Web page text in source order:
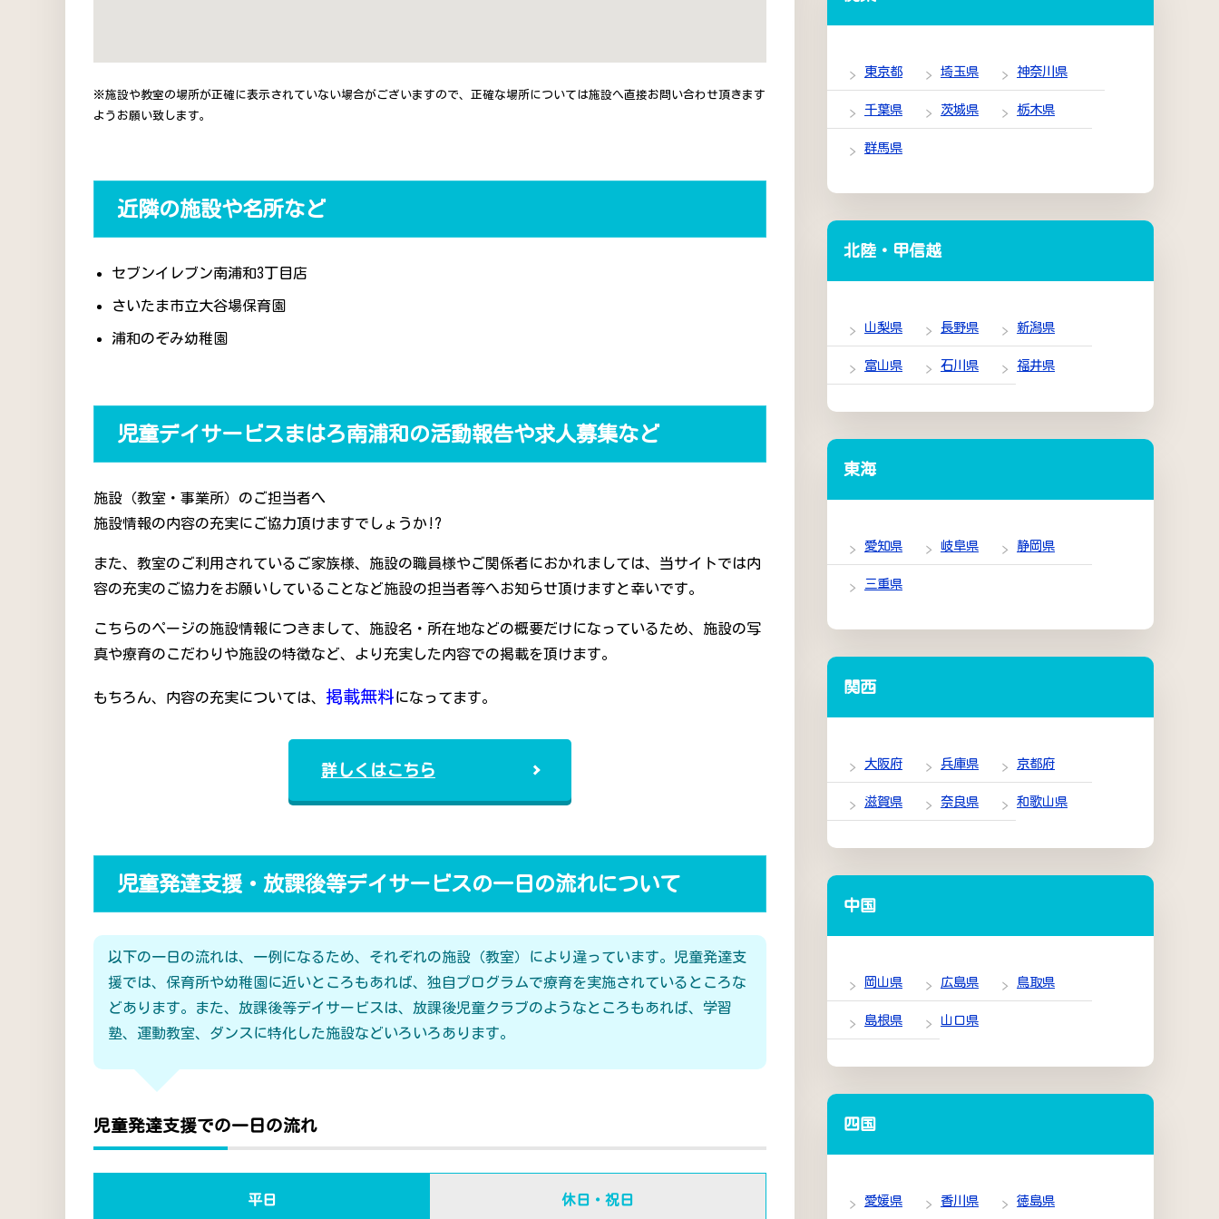
※施設や教室の場所が正確に表示されていない場合がございますので、正確な場所については施設へ直接お問い合わせ頂きます
ようお願い致します。
近隣の施設や名所など
セブンイレブン南浦和3丁目店
さいたま市立大谷場保育園
浦和のぞみ幼稚園
児童デイサービスまはろ南浦和の活動報告や求人募集など
施設（教室・事業所）のご担当者へ
施設情報の内容の充実にご協力頂けますでしょうか!?
また、教室のご利用されているご家族様、施設の職員様やご関係者におかれましては、当サイトでは内
容の充実のご協力をお願いしていることなど施設の担当者等へお知らせ頂けますと幸いです。
こちらのページの施設情報につきまして、施設名・所在地などの概要だけになっているため、施設の写
真や療育のこだわりや施設の特徴など、より充実した内容での掲載を頂けます。
もちろん、内容の充実については、 掲載無料になってます。
詳しくはこちら
児童発達支援・放課後等デイサービスの一日の流れについて
以下の一日の流れは、一例になるため、それぞれの施設（教室）により違っています。児童発達支
援では、保育所や幼稚園に近いところもあれば、独自プログラムで療育を実施されているところな
どあります。また、放課後等デイサービスは、放課後児童クラブのようなところもあれば、学習
塾、運動教室、ダンスに特化した施設などいろいろあります。
児童発達支援での一日の流れ
平日 休日・祝日
東京都 埼玉県 神奈川県
千葉県 茨城県 栃木県
群馬県
北陸・甲信越
山梨県 長野県 新潟県
富山県 石川県 福井県
東海
愛知県 岐阜県 静岡県
三重県
関西
大阪府 兵庫県 京都府
滋賀県 奈良県 和歌山県
中国
岡山県 広島県 鳥取県
島根県 山口県
四国
愛媛県 香川県 徳島県